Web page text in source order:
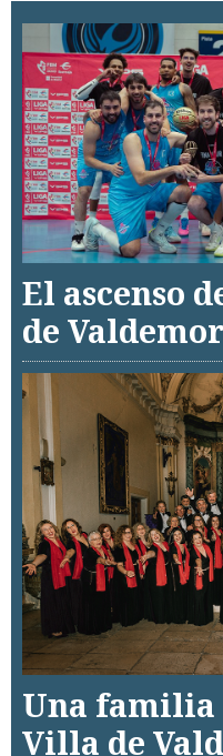
El ascenso
de
Una familia
Villa de